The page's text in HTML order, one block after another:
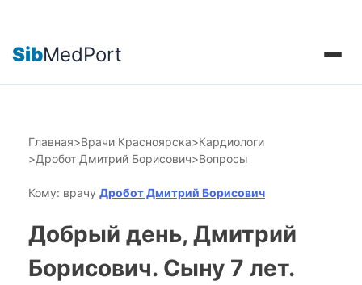
SibMedPort
Главная>Врачи Красноярска>Кардиологи
>Дробот Дмитрий Борисович>Вопросы
Кому: врачу Дробот Дмитрий Борисович
Добрый день, Дмитрий
Борисович. Сыну 7 лет.